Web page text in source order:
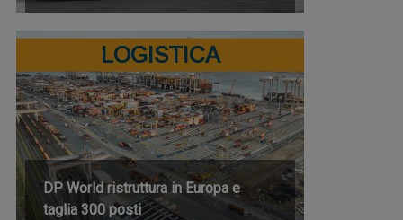
LOGISTICA
DP World ristruttura in Europa e
taglia 300 posti